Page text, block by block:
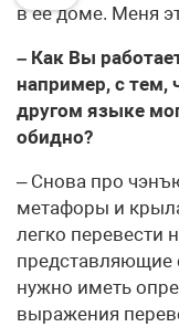
в её доме. Меня
– Как Вы
например, с
другом языке
обидно?
– Снова про
метафоры и
легко перевести
представляющие
нужно иметь
выражения